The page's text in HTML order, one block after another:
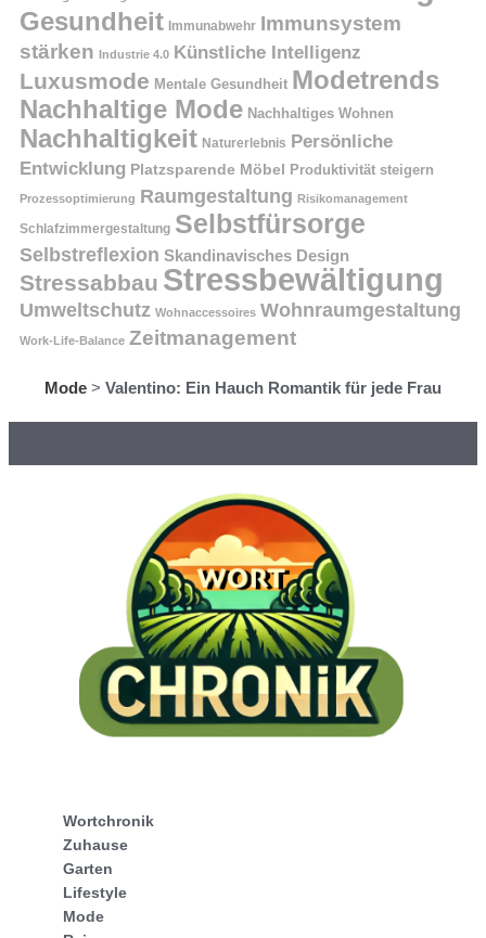
Gesundheit Immunabwehr Immunsystem
stärken Industrie 4.0 Künstliche Intelligenz
Luxusmode Mentale Gesundheit Modetrends
Nachhaltige Mode Nachhaltiges Wohnen
Nachhaltigkeit Naturerlebnis Persönliche
Entwicklung Platzsparende Möbel Produktivität steigern
Prozessoptimierung Raumgestaltung Risikomanagement
Schlafzimmergestaltung Selbstfürsorge
Selbstreflexion Skandinavisches Design
Stressabbau Stressbewältigung
Umweltschutz Wohnaccessoires Wohnraumgestaltung
Work-Life-Balance Zeitmanagement
Mode > Valentino: Ein Hauch Romantik für jede Frau
Wortchronik
Zuhause
Garten
Lifestyle
Mode